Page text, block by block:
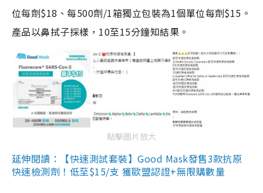
位每劑$18、每500劑/1箱獨立包裝為1個單位每劑$15。
產品以鼻拭子採樣，10至15分鐘知結果。
點擊圖片放大
延伸閱讀：【快速測試套裝】Good Mask發售3款抗原
快速檢測劑！低至$15/支 獲歐盟認證+無限購數量